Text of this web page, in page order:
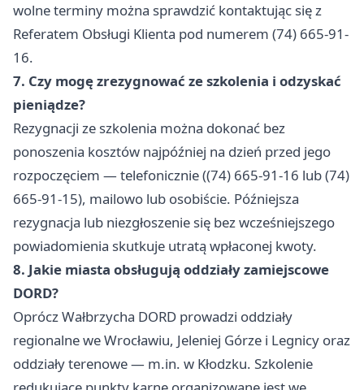
wolne terminy można sprawdzić kontaktując się z
Referatem Obsługi Klienta pod numerem (74) 665-91-
16.
7. Czy mogę zrezygnować ze szkolenia i odzyskać
pieniądze?
Rezygnacji ze szkolenia można dokonać bez
ponoszenia kosztów najpóźniej na dzień przed jego
rozpoczęciem — telefonicznie ((74) 665-91-16 lub (74)
665-91-15), mailowo lub osobiście. Późniejsza
rezygnacja lub niezgłoszenie się bez wcześniejszego
powiadomienia skutkuje utratą wpłaconej kwoty.
8. Jakie miasta obsługują oddziały zamiejscowe
DORD?
Oprócz Wałbrzycha DORD prowadzi oddziały
regionalne we Wrocławiu, Jeleniej Górze i Legnicy oraz
oddziały terenowe — m.in. w Kłodzku. Szkolenie